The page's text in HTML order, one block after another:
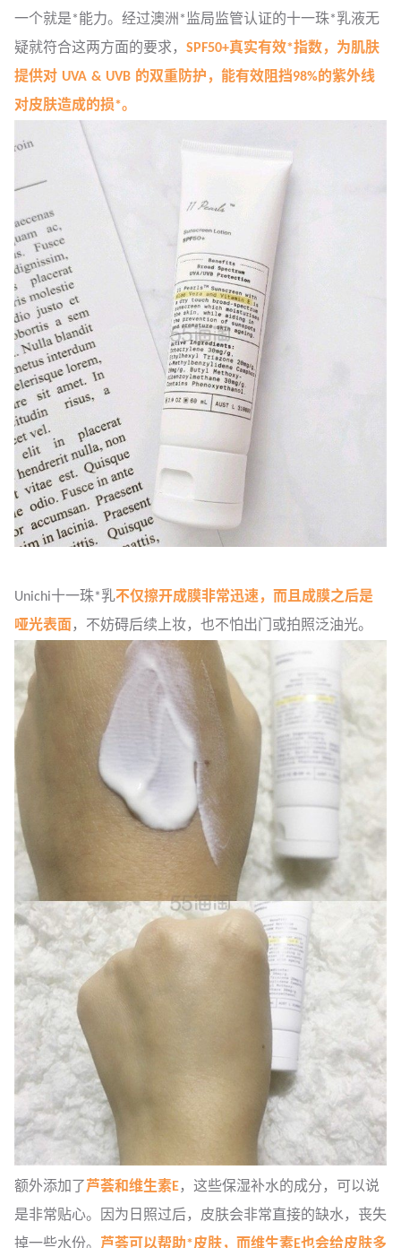
一个就是*能力。经过澳洲*监局监管认证的十一珠*乳液无
疑就符合这两方面的要求， SPF50+真实有效*指数，为肌肤
提供对 UVA & UVB 的双重防护，能有效阻挡98%的紫外线
对皮肤造成的损*。
Unichi十一珠*乳不仅擦开成膜非常迅速，而且成膜之后是
哑光表面 ，不妨碍后续上妆，也不怕出门或拍照泛油光。
额外添加了 芦荟和维生素E，这些保湿补水的成分，可以说
是非常贴心。因为日照过后，皮肤会非常直接的缺水，丧失
掉一些水份。 芦荟可以帮助*皮肤，而维生素E也会给皮肤多